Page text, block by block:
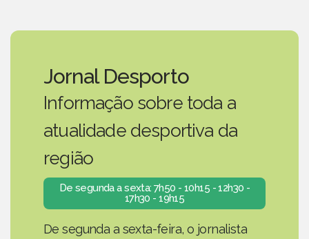
Jornal Desporto
Informação sobre toda a
atualidade desportiva da
região
De segunda a sexta: 7h50 - 10h15 - 12h30 -
17h30 - 19h15
De segunda a sexta-feira, o jornalista